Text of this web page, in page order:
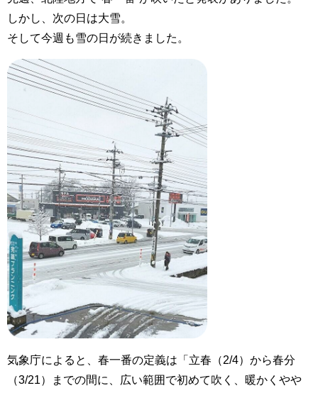
しかし、次の日は大雪。
そして今週も雪の日が続きました。
気象庁によると、春一番の定義は「立春（2/4）から春分
（3/21）までの間に、広い範囲で初めて吹く、暖かくやや